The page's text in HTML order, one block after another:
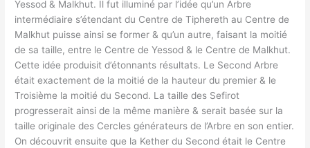
Yessod & Malkhut. Il fut illuminé par l’idée qu’un Arbre
intermédiaire s’étendant du Centre de Tiphereth au Centre de
Malkhut puisse ainsi se former & qu’un autre, faisant la moitié
de sa taille, entre le Centre de Yessod & le Centre de Malkhut.
Cette idée produisit d’étonnants résultats. Le Second Arbre
était exactement de la moitié de la hauteur du premier & le
Troisième la moitié du Second. La taille des Sefirot
progresserait ainsi de la même manière & serait basée sur la
taille originale des Cercles générateurs de l’Arbre en son entier.
On découvrit ensuite que la Kether du Second était le Centre